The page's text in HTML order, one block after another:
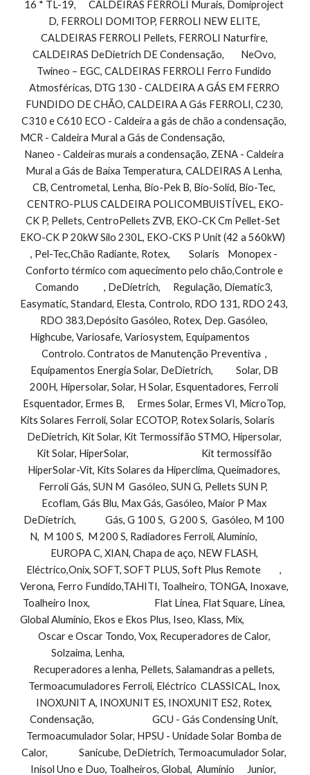
16 * TL-19,      CALDEIRAS FERROLI Murais, Domiproject
D, FERROLI DOMITOP, FERROLI NEW ELITE,
CALDEIRAS FERROLI Pellets, FERROLI Naturfire,
CALDEIRAS DeDietrich DE Condensação,        NeOvo,
Twineo – EGC, CALDEIRAS FERROLI Ferro Fundido
Atmosféricas, DTG 130 - CALDEIRA A GÁS EM FERRO
FUNDIDO DE CHÃO, CALDEIRA A Gás FERROLI, C230,
C310 e C610 ECO - Caldeira a gás de chão a condensação,
MCR - Caldeira Mural a Gás de Condensação,
Naneo - Caldeiras murais a condensação, ZENA - Caldeira
Mural a Gás de Baixa Temperatura, CALDEIRAS A Lenha,
CB, Centrometal, Lenha, Bio-Pek B, Bio-Solid, Bio-Tec,
CENTRO-PLUS CALDEIRA POLICOMBUISTÍVEL, EKO-
CK P, Pellets, CentroPellets ZVB, EKO-CK Cm Pellet-Set
EKO-CK P 20kW Silo 230L, EKO-CKS P Unit (42 a 560kW)
, Pel-Tec,Chão Radiante, Rotex,         Solaris    Monopex -
Conforto térmico com aquecimento pelo chão,Controle e
Comando            , DeDietrich,      Regulação, Diematic3,
Easymatic, Standard, Elesta, Controlo, RDO 131, RDO 243,
RDO 383,Depósito Gasóleo, Rotex, Dep. Gasóleo,
Highcube, Variosafe, Variosystem, Equipamentos
Controlo. Contratos de Manutenção Preventiva  ,
Equipamentos Energia Solar, DeDietrich,           Solar, DB
200H, Hipersolar, Solar, H Solar, Esquentadores, Ferroli
Esquentador, Ermes B,      Ermes Solar, Ermes VI, MicroTop,
Kits Solares Ferroli, Solar ECOTOP, Rotex Solaris, Solaris
DeDietrich, Kit Solar, Kit Termossifão STMO, Hipersolar,
Kit Solar, HiperSolar,                                   Kit termossifão
HiperSolar-Vit, Kits Solares da Hiperclima, Queimadores,
Ferroli Gás, SUN M  Gasóleo, SUN G, Pellets SUN P,
Ecoflam, Gás Blu, Max Gás, Gasóleo, Maior P Max
DeDietrich,              Gás, G 100 S,  G 200 S,  Gasóleo, M 100
N,  M 100 S,  M 200 S, Radiadores Ferroli, Alumínio,
EUROPA C, XIAN, Chapa de aço, NEW FLASH,
Eléctrico,Onix, SOFT, SOFT PLUS, Soft Plus Remote         ,
Verona, Ferro Fundido,TAHITI, Toalheiro, TONGA, Inoxave,
Toalheiro Inox,                               Flat Linea, Flat Square, Linea,
Global Alumínio, Ekos e Ekos Plus, Iseo, Klass, Mix,
Oscar e Oscar Tondo, Vox, Recuperadores de Calor,
Solzaima, Lenha,
Recuperadores a lenha, Pellets, Salamandras a pellets,
Termoacumuladores Ferroli, Eléctrico  CLASSICAL, Inox,
INOXUNIT A, INOXUNIT ES, INOXUNIT ES2, Rotex,
Condensação,                            GCU - Gás Condensing Unit,
Termoacumulador Solar, HPSU - Unidade Solar Bomba de
Calor,               Sanicube, DeDietrich, Termoacumulador Solar,
Inisol Uno e Duo, Toalheiros, Global,  Alumínio      Junior,